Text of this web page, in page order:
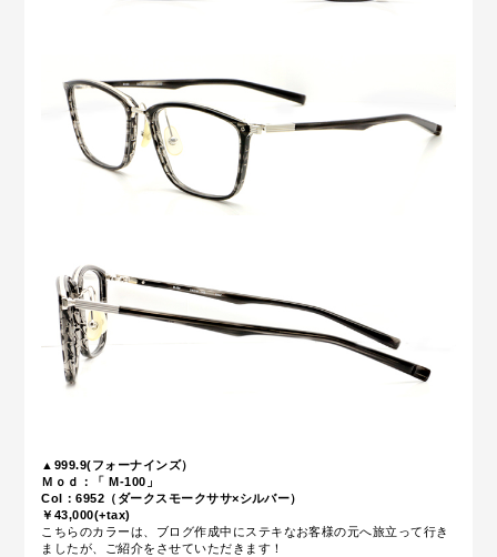
▲999.9(フォーナインズ）
Ｍｏｄ：「 M-100」
Col：6952（ダークスモークササ×シルバー）
￥43,000(+tax)
こちらのカラーは、ブログ作成中にステキなお客様の元へ旅立って行き
ましたが、ご紹介をさせていただきます！